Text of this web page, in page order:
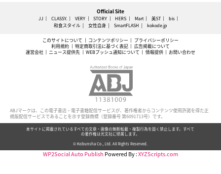
Official Site
JJ CLASSY. VERY STORY HERS Mart 美ST
bis
和食スタイル
女性自身 SmartFLASH kokode.jp
このサイトについて コンテンツポリシー
プライバシーポリシー
利用規約
特定商取引法に基づく表記
広告掲載について
運営会社
ニュース提供先 WEBプッシュ通知について 情報提供 お問い合わせ
ABJマークは、この電子書店・電子書籍配信サービスが、著作権者からコンテンツ使用許諾を得た正
規版配信サービスであることを示す登録商標（登録番号 第6091713号）です。
本サイトに掲載されているすべての文章・画像の無断転載・複製行為を固く禁止します。すべて
の著作権は光文社に帰属します。
© Kobunsha Co., Ltd. All Rights Reserved.
WP2Social Auto Publish Powered By :XYZScripts.com